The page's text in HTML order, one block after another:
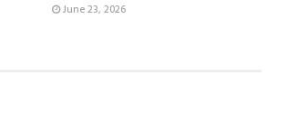
June 23, 2026